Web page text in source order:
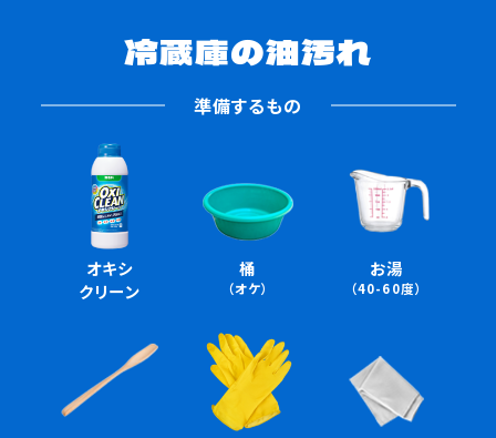
冷蔵庫の油汚れ
準備するもの
オキシ
クリーン
桶
（オケ）
お湯
（40-60度）